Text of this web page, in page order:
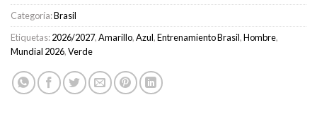
Categoría:Brasil
Etiquetas:2026/2027,Amarillo,Azul,Entrenamiento Brasil,Hombre,
Mundial 2026,Verde